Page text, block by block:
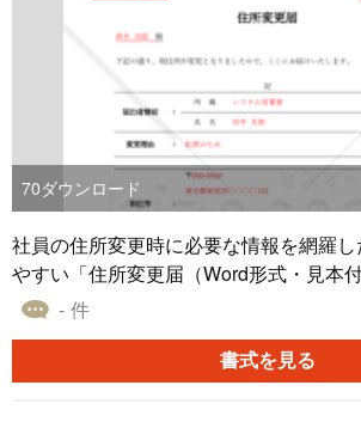
70ダウンロード
社員の住所変更時に必要な情報を網羅
やすい「住所変更届（Word形式・見本
トです。所属・氏名・変更理由・旧住所
運賃・所要時間）まで一括で記入でき
務の手続きと通勤手当管理を同時に対応で
- 件
書式を見る